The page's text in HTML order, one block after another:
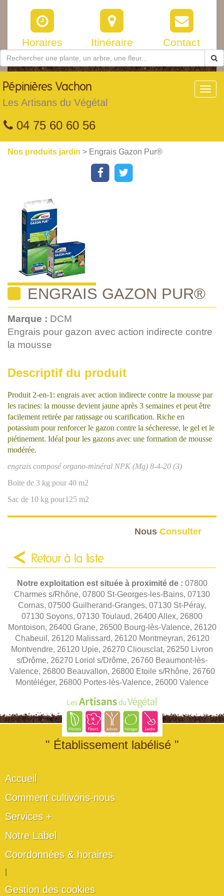
Horaires Itinéraire Contact
Pépinières Vachon
Les Artisans du Végétal
04 75 60 60 56
Nos produits jardin > Engrais Gazon Pur®
ENGRAIS GAZON PUR®
Marque : DCM
Engrais pour gazon avec action indirecte contre
la mousse
Descriptif du produit
Produit 2-en-1: engrais avec action indirecte contre la mousse par
les racines: la mousse devient jaune après 3 semaines et peut être
facilement retirée par ratissage ou scarification. Riche en
potassium pour renforcer le gazon contre la sécheresse, le gel et le
piétinement. Idéal pour les gazons avec une formation de mousse
modérée.
engrais composé organo-minéral NPK (Mg) 8-4-20 (3)
Boite de 3 kg pour 40 m2
Sac de 10 kg pour125 m2
Nous Consulter
Retour à la liste
Notre exploitation est située à proximité de : 07800
Charmes s/Rhône, 07800 St-Georges-les-Bains, 07130
Cornas, 07500 Guilherand-Granges, 07130 St-Péray,
07130 Soyons, 07130 Toulaud, 26400 Allex, 26800
Montoison, 26400 Grane, 26500 Bourg-lès-Valence, 26120
Chabeuil, 26120 Malissard, 26120 Montmeyran, 26120
Montvendre, 26120 Upie, 26270 Cliousclat, 26250 Livron
s/Drôme, 26270 Loriol s/Drôme, 26760 Beaumont-lès-
Valence, 26800 Beauvallon, 26800 Etoile s/Rhône, 26760
Montéléger, 26800 Portes-lès-Valence, 26000 Valence
" Établissement labélisé "
Accueil
Comment cultivons-nous
Services +
Notre Label
Coordonnées & horaires
Gestion des cookies